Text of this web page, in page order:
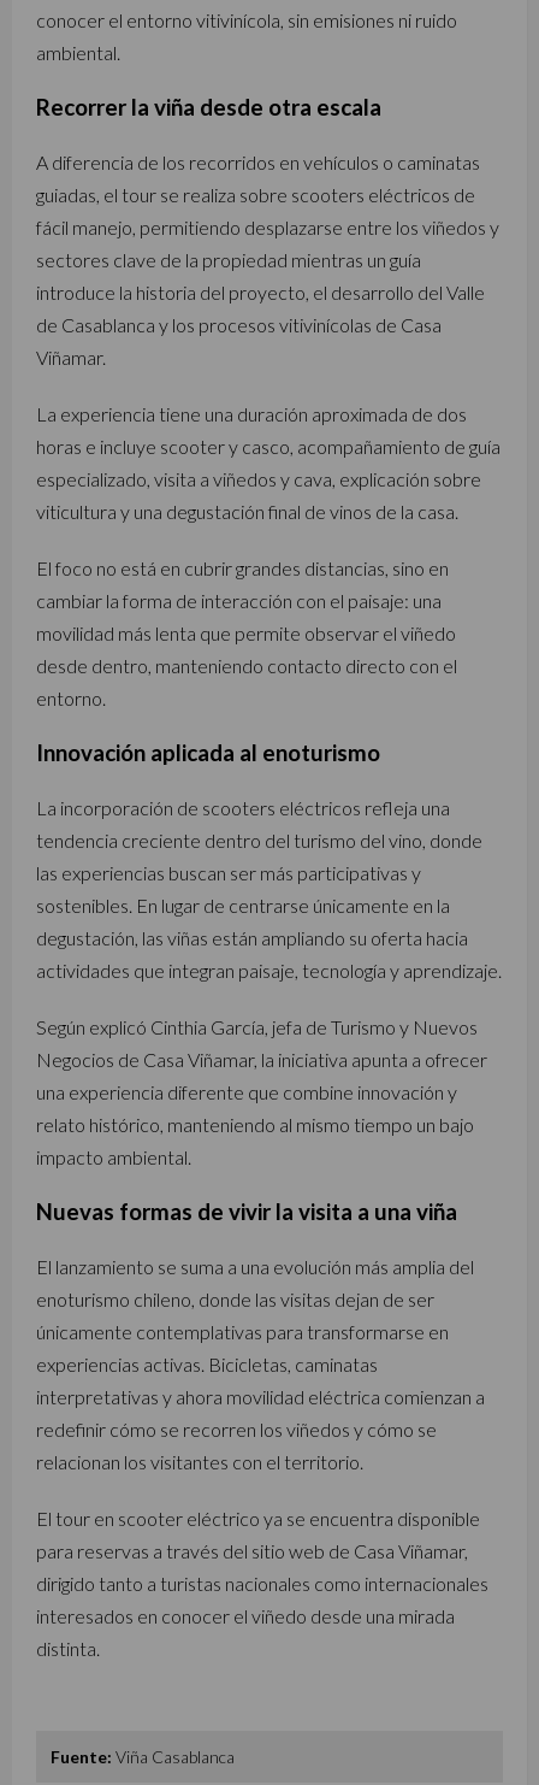
conocer el entorno vitivinícola, sin emisiones ni ruido
ambiental.
Recorrer la viña desde otra escala
A diferencia de los recorridos en vehículos o caminatas
guiadas, el tour se realiza sobre scooters eléctricos de
fácil manejo, permitiendo desplazarse entre los viñedos y
sectores clave de la propiedad mientras un guía
introduce la historia del proyecto, el desarrollo del Valle
de Casablanca y los procesos vitivinícolas de Casa
Viñamar.
La experiencia tiene una duración aproximada de dos
horas e incluye scooter y casco, acompañamiento de guía
especializado, visita a viñedos y cava, explicación sobre
viticultura y una degustación final de vinos de la casa.
El foco no está en cubrir grandes distancias, sino en
cambiar la forma de interacción con el paisaje: una
movilidad más lenta que permite observar el viñedo
desde dentro, manteniendo contacto directo con el
entorno.
Innovación aplicada al enoturismo
La incorporación de scooters eléctricos refleja una
tendencia creciente dentro del turismo del vino, donde
las experiencias buscan ser más participativas y
sostenibles. En lugar de centrarse únicamente en la
degustación, las viñas están ampliando su oferta hacia
actividades que integran paisaje, tecnología y aprendizaje.
Según explicó Cinthia García, jefa de Turismo y Nuevos
Negocios de Casa Viñamar, la iniciativa apunta a ofrecer
una experiencia diferente que combine innovación y
relato histórico, manteniendo al mismo tiempo un bajo
impacto ambiental.
Nuevas formas de vivir la visita a una viña
El lanzamiento se suma a una evolución más amplia del
enoturismo chileno, donde las visitas dejan de ser
únicamente contemplativas para transformarse en
experiencias activas. Bicicletas, caminatas
interpretativas y ahora movilidad eléctrica comienzan a
redefinir cómo se recorren los viñedos y cómo se
relacionan los visitantes con el territorio.
El tour en scooter eléctrico ya se encuentra disponible
para reservas a través del sitio web de Casa Viñamar,
dirigido tanto a turistas nacionales como internacionales
interesados en conocer el viñedo desde una mirada
distinta.
Fuente: Viña Casablanca